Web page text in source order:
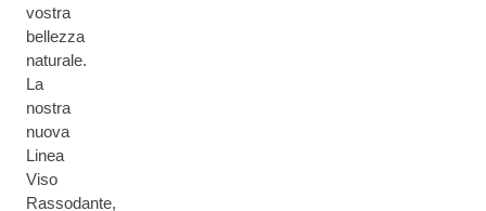
vostra
bellezza
naturale.
La
nostra
nuova
Linea
Viso
Rassodante,